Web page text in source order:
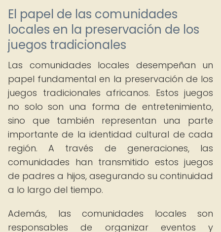
El papel de las comunidades
locales en la preservación de los
juegos tradicionales
Las comunidades locales desempeñan un
papel fundamental en la preservación de los
juegos tradicionales africanos. Estos juegos
no solo son una forma de entretenimiento,
sino que también representan una parte
importante de la identidad cultural de cada
región. A través de generaciones, las
comunidades han transmitido estos juegos
de padres a hijos, asegurando su continuidad
a lo largo del tiempo.
Además, las comunidades locales son
responsables de organizar eventos y